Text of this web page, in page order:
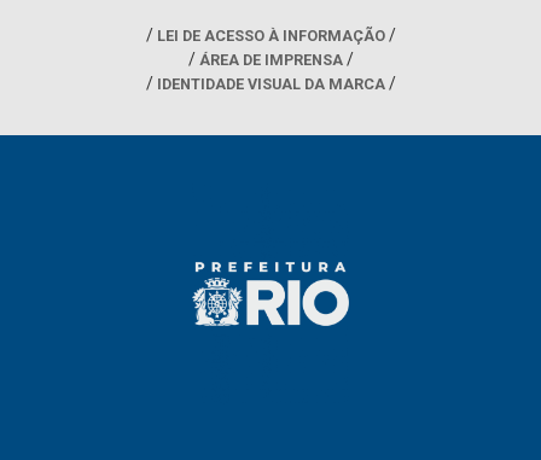
LEI DE ACESSO À INFORMAÇÃO
ÁREA DE IMPRENSA
IDENTIDADE VISUAL DA MARCA